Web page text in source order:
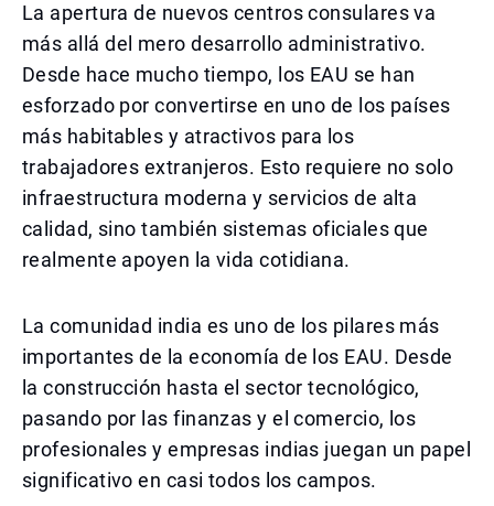
La apertura de nuevos centros consulares va
más allá del mero desarrollo administrativo.
Desde hace mucho tiempo, los EAU se han
esforzado por convertirse en uno de los países
más habitables y atractivos para los
trabajadores extranjeros. Esto requiere no solo
infraestructura moderna y servicios de alta
calidad, sino también sistemas oficiales que
realmente apoyen la vida cotidiana.
La comunidad india es uno de los pilares más
importantes de la economía de los EAU. Desde
la construcción hasta el sector tecnológico,
pasando por las finanzas y el comercio, los
profesionales y empresas indias juegan un papel
significativo en casi todos los campos.